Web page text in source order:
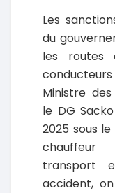
Les
du
les routes
Ministre
le DG
2025 sous
transport
accident,